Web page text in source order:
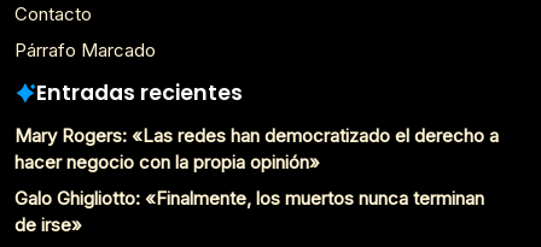
Contacto
Párrafo Marcado
Entradas recientes
Mary Rogers: «Las redes han democratizado el derecho a
hacer negocio con la propia opinión»
Galo Ghigliotto: «Finalmente, los muertos nunca terminan
de irse»